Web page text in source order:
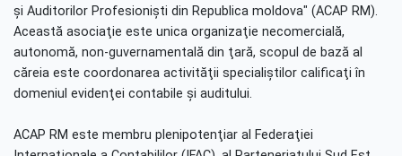
şi Auditorilor Profesionişti din Republica moldova" (ACAP RM).
Această asociaţie este unica organizaţie necomercială,
autonomă, non-guvernamentală din ţară, scopul de bază al
căreia este coordonarea activităţii specialiştilor calificaţi în
domeniul evidenţei contabile şi auditului.
АСАР RM este membru plenipotenţiar al Federaţiei